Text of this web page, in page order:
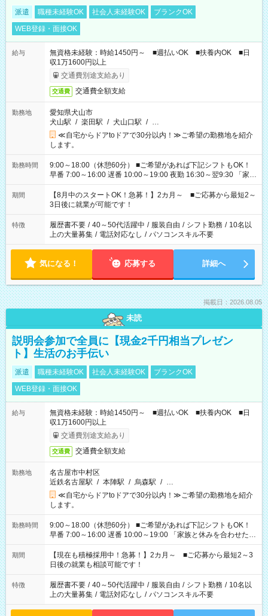
派遣 職種未経験OK 社会人未経験OK
ブランクOK
WEB登録・面接OK
給与
無資格未経験：時給1450円～ ■週払いOK ■扶養内OK ■日
収1万1600円以上
交通費別途支給あり
交通費 交通費全額支給
勤務地
愛知県犬山市
犬山駅 / 楽田駅 / 犬山口駅 / …
≪自宅からドアtoドアで30分以内！≫ご希望の勤務地を紹介
します。
勤務時間
9:00～18:00（休憩60分） ■ご希望があれば下記シフトもOK！
早番 7:00～16:00 遅番 10:00～19:00 夜勤 16:30～翌9:30 「家族
と休みを合わせたい」 「余裕を持って夕飯の準備がしたい」
「できれば残業はしたくない」 など、ご希望を教えてください
ね。 ※Wワーク希望の方へ 今ご覧のお仕事で希望する勤務時間
と、もう1つのお仕事の勤務時間。 合計で週40時間を超える場
合は応募できません。
期間
【8月中のスタートOK！急募！】2カ月～ ■ご応募から最短2～
3日後に就業が可能です！
特徴 履歴書不要 / 40～50代活躍中 / 服装自由 / シフト勤務 / 10名以
上の大量募集 / 電話対応なし / パソコンスキル不要
気になる！ 応募する 詳細へ
掲載日：2026.08.05
未読
説明会参加で全員に【現金2千円相当プレゼン
ト】生活のお手伝い
派遣 職種未経験OK 社会人未経験OK
ブランクOK
WEB登録・面接OK
給与
無資格未経験：時給1450円～ ■週払いOK ■扶養内OK ■日
収1万1600円以上
交通費別途支給あり
交通費 交通費全額支給
勤務地
名古屋市中村区
近鉄名古屋駅 / 本陣駅 / 烏森駅 / …
≪自宅からドアtoドアで30分以内！≫ご希望の勤務地を紹介
します。
勤務時間
9:00～18:00（休憩60分） ■ご希望があれば下記シフトもOK！
早番 7:00～16:00 遅番 10:00～19:00 「家族と休みを合わせた
い」 「余裕を持って夕飯の準備がしたい」 「できれば残業はし
たくない」 など、ご希望を教えてくださいね。 ※Wワーク希望
の方へ 今ご覧のお仕事で希望する勤務時間と、もう1つのお仕事
の勤務時間。 合計で週40時間を超える場合は応募できません。
期間
【現在も積極採用中！急募！】2カ月～ ■ご応募から最短2～3
日後の就業も相談可能です！
特徴 履歴書不要 / 40～50代活躍中 / 服装自由 / シフト勤務 / 10名以
上の大量募集 / 電話対応なし / パソコンスキル不要